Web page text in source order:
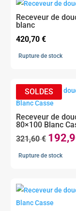
Receveur de
blanc
420,70€
Rupture de stock
Receveur de
80×100 Blanc
321,60€ Le
prix
321,60
Rupture de stock